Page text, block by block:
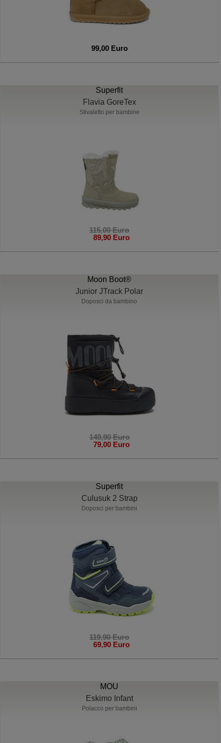
99,00 Euro
Superfit
Flavia GoreTex
Stivaletto per bambine
115,00 Euro
89,90 Euro
Moon Boot®
Junior JTrack Polar
Doposci da bambino
149,90 Euro
79,00 Euro
Superfit
Culusuk 2 Strap
Doposci per bambini
119,90 Euro
69,90 Euro
MOU
Eskimo Infant
Polacco per bambini